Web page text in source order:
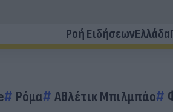
Ροή ΕιδήσεωνΕλλάδα
Ρόμα Αθλέτικ Μπιλμπάο